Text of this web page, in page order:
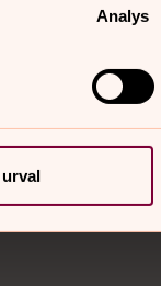
Analys
Hitta
Sidkarta